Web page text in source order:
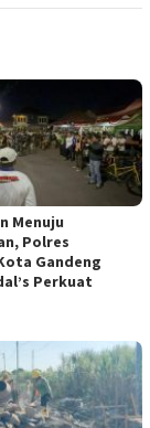
Menuju
Polres
Gandeng
Perkuat